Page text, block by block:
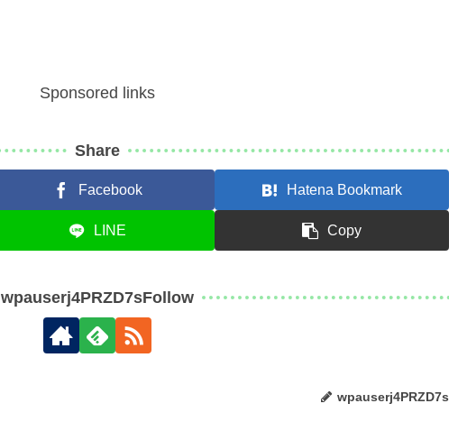
Sponsored links
Share
Facebook Hatena Bookmark
LINE Copy
wpauserj4PRZD7sFollow
wpauserj4PRZD7s